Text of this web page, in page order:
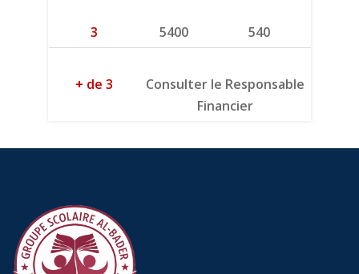
3 5400 540
+ de 3
Consulter le Responsable
Financier